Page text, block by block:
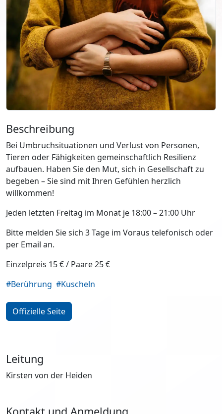
Beschreibung
Bei Umbruchsituationen und Verlust von Personen,
Tieren oder Fähigkeiten gemeinschaftlich Resilienz
aufbauen. Haben Sie den Mut, sich in Gesellschaft zu
begeben – Sie sind mit Ihren Gefühlen herzlich
willkommen!
Jeden letzten Freitag im Monat je 18:00 – 21:00 Uhr
Bitte melden Sie sich 3 Tage im Voraus telefonisch oder
per Email an.
Einzelpreis 15 € / Paare 25 €
#Berührung #Kuscheln
Offizielle Seite
Leitung
Kirsten von der Heiden